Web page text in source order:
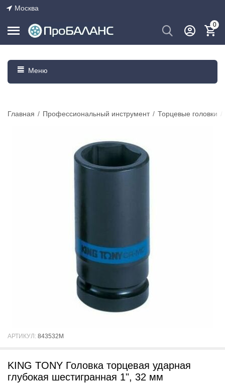
Москва
0
Меню
Главная / Профессиональный инструмент / Торцевые головки
АРТИКУЛ: 843532M
KING TONY Головка торцевая ударная
глубокая шестигранная 1", 32 мм